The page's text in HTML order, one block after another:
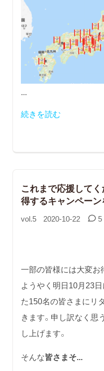
...
続きを読む
これまで応援して
得するキャンペー
vol.5 2020-10-22 5
一部の皆様には大変お
ようやく明日10月23
た150名の皆さまにリ
きます。申し訳なく思
し上げます。
そんな皆さまそ...